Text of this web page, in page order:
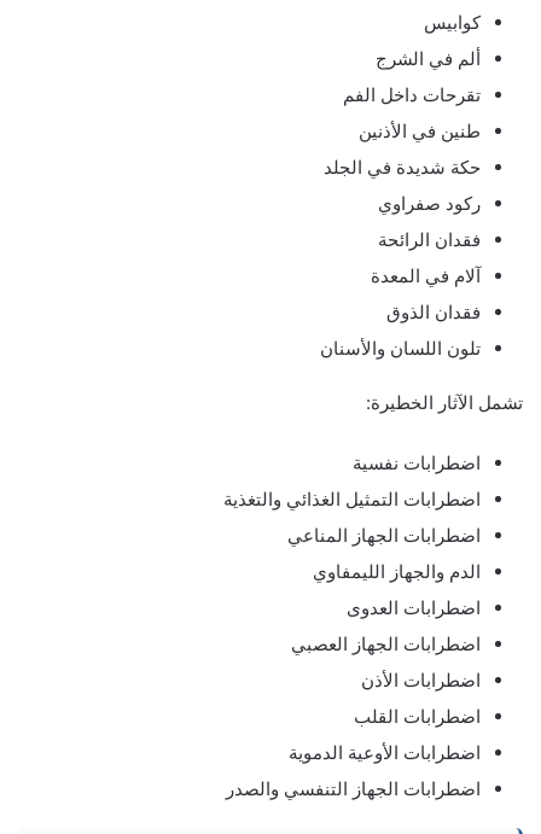
كوابيس
ألم في الشرج
تقرحات داخل الفم
طنين في الأذنين
حكة شديدة في الجلد
ركود صفراوي
فقدان الرائحة
آلام في المعدة
فقدان الذوق
تلون اللسان والأسنان
تشمل الآثار الخطيرة:
اضطرابات نفسية
اضطرابات التمثيل الغذائي والتغذية
اضطرابات الجهاز المناعي
الدم والجهاز الليمفاوي
اضطرابات العدوى
اضطرابات الجهاز العصبي
اضطرابات الأذن
اضطرابات القلب
اضطرابات الأوعية الدموية
اضطرابات الجهاز التنفسي والصدر